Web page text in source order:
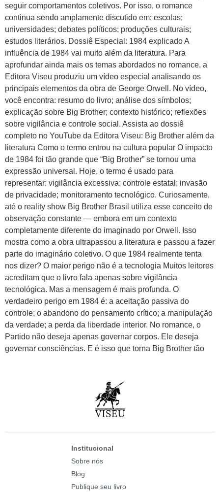
seguir comportamentos coletivos. Por isso, o romance
continua sendo amplamente discutido em: escolas;
universidades; debates políticos; produções culturais;
estudos literários. Dossiê Especial: 1984 explicado A
influência de 1984 vai muito além da literatura. Para
aprofundar ainda mais os temas abordados no romance, a
Editora Viseu produziu um vídeo especial analisando os
principais elementos da obra de George Orwell. No vídeo,
você encontra: resumo do livro; análise dos símbolos;
explicação sobre Big Brother; contexto histórico; reflexões
sobre vigilância e controle social. Assista ao dossiê
completo no YouTube da Editora Viseu: Big Brother além da
literatura Como o termo entrou na cultura popular O impacto
de 1984 foi tão grande que “Big Brother” se tornou uma
expressão universal. Hoje, o termo é usado para
representar: vigilância excessiva; controle estatal; invasão
de privacidade; monitoramento tecnológico. Curiosamente,
até o reality show Big Brother Brasil utiliza esse conceito de
observação constante — embora em um contexto
completamente diferente do imaginado por Orwell. Isso
mostra como a obra ultrapassou a literatura e passou a fazer
parte do imaginário coletivo. O que 1984 realmente tenta
nos dizer? O maior perigo não é a tecnologia Muitos leitores
acreditam que o livro fala apenas sobre vigilância
tecnológica. Mas a mensagem é mais profunda. O
verdadeiro perigo em 1984 é: a aceitação passiva do
controle; o abandono do pensamento crítico; a manipulação
da verdade; a perda da liberdade interior. No romance, o
Partido não deseja apenas governar corpos. Ele deseja
governar consciências. E é isso que torna Big Brother tão
Institucional
Sobre nós
Blog
Publique seu livro